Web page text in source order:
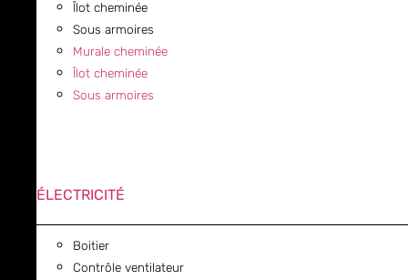
Îlot cheminée
Sous armoires
Murale cheminée
Îlot cheminée
Sous armoires
ÉLECTRICITÉ
Boitier
Contrôle ventilateur